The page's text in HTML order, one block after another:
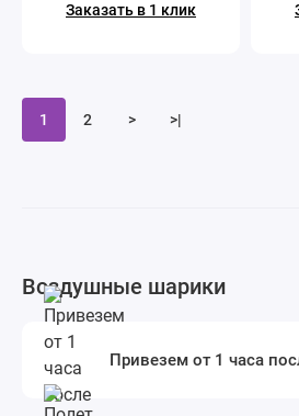
Заказать в 1 клик
1 2 > >|
Воздушные шарики
Привезем от 1 часа